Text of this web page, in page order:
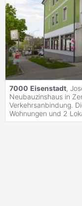
7000 Eisenstadt,
Neubauzinshaus in
Verkehrsanbindung.
Wohnungen und 2